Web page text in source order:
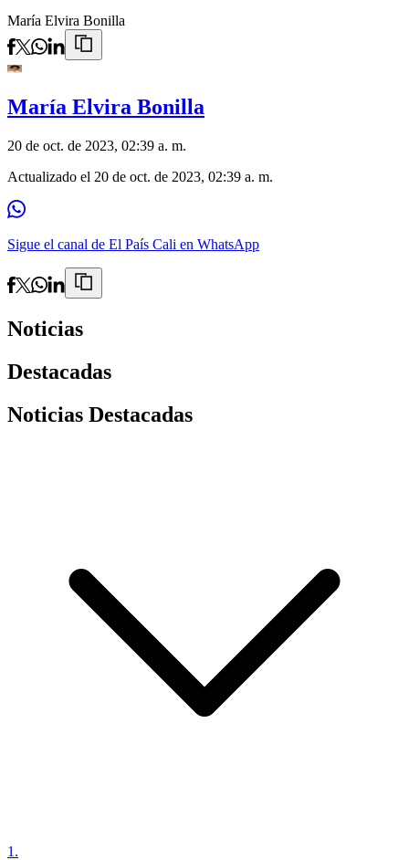
María Elvira Bonilla
María Elvira Bonilla
20 de oct. de 2023, 02:39 a. m.
Actualizado el 20 de oct. de 2023, 02:39 a. m.
Sigue el canal de El País Cali en WhatsApp
Noticias
Destacadas
Noticias Destacadas
1 .